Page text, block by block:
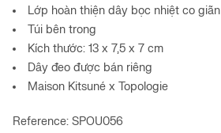
Lớp hoàn thiện dây bọc nhiệt co giãn
Túi bên trong
Kích thước: 13 x 7,5 x 7 cm
Dây đeo được bán riêng
Maison Kitsuné x Topologie
Reference: SPOU056